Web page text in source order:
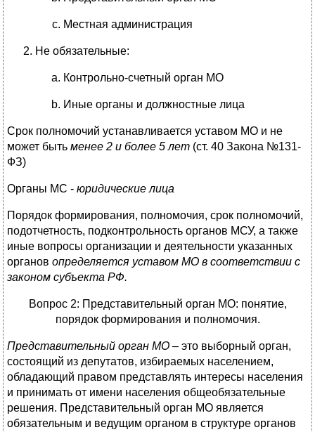
Местная администрация
Не обязательные:
Контрольно-счетный орган МО
Иные органы и должностные лица
Срок полномочий устанавливается уставом МО и не
может быть менее 2 и более 5 лет (ст. 40 Закона №131-
ФЗ)
Органы МС - юридические лица
Порядок формирования, полномочия, срок полномочий,
подотчетность, подконтрольность органов МСУ, а также
иные вопросы организации и деятельности указанных
органов определяется уставом МО в соответствии с
законом субъекта РФ.
Вопрос 2: Представительный орган МО: понятие,
порядок формирования и полномочия.
Представительный орган МО – это выборный орган,
состоящий из депутатов, избираемых населением,
обладающий правом представлять интересы населения
и принимать от имени населения общеобязательные
решения. Представительный орган МО является
обязательным и ведущим органом в структуре органов